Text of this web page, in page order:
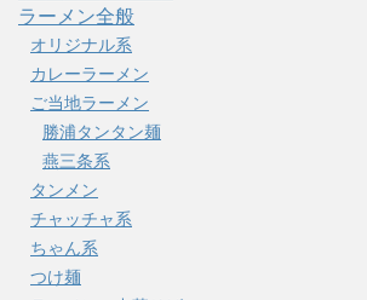
ラーメン全般
オリジナル系
カレーラーメン
ご当地ラーメン
勝浦タンタン麺
燕三条系
タンメン
チャッチャ系
ちゃん系
つけ麺